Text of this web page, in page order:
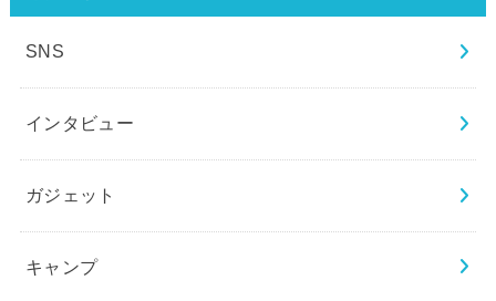
SNS
インタビュー
ガジェット
キャンプ